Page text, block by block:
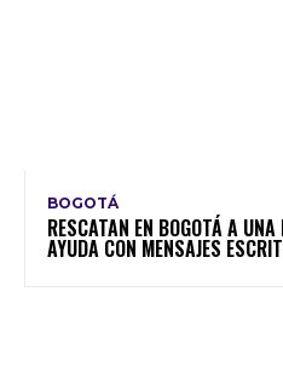
BOGOTÁ
RESCATAN EN BOGOTÁ A
AYUDA CON MENSAJES